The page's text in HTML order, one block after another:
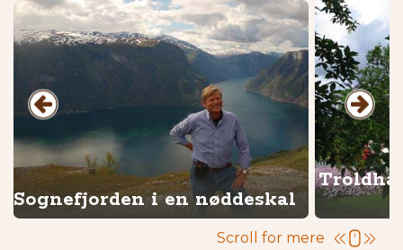
Sognefjorden i en nøddeskal
Scroll for mere